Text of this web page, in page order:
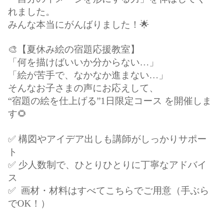
れました。
みんな本当にがんばりました！🌟
🎨【夏休み絵の宿題応援教室】
「何を描けばいいか分からない…」
「絵が苦手で、なかなか進まない…」
そんなお子さまの声にお応えして、
“宿題の絵を仕上げる”1日限定コース を開催しま
す🌻
✅ 構図やアイデア出しも講師がしっかりサポー
ト
✅ 少人数制で、ひとりひとりに丁寧なアドバイ
ス
✅ 画材・材料はすべてこちらでご用意（手ぶら
でOK！）